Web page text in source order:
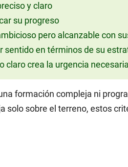
y claro
su progreso
pero alcanzable con
sentido en términos de su
claro crea la urgencia
formación compleja ni
solo sobre el terreno, estos